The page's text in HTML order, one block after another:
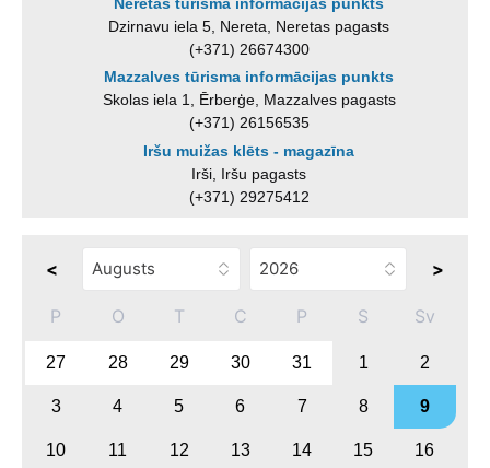
Dzirnavu iela 5, Nereta, Neretas pagasts
(+371) 26674300
Mazzalves tūrisma informācijas punkts
Skolas iela 1, Ērberģe, Mazzalves pagasts
(+371) 26156535
Iršu muižas klēts - magazīna
Irši, Iršu pagasts
(+371) 29275412
< >
P O T C P S Sv
27 28 29 30 31 1 2
3 4 5 6 7 8 9
10 11 12 13 14 15 16